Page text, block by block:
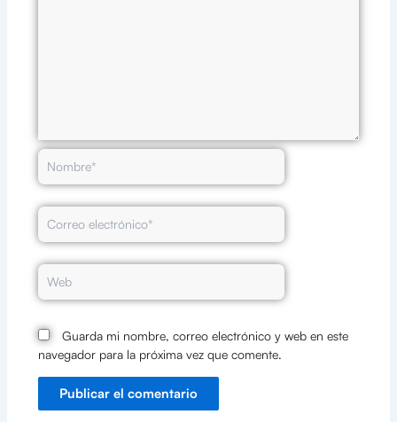
Nombre*
Correo
electrónico*
Web
Guarda mi nombre, correo electrónico y web en este
navegador para la próxima vez que comente.